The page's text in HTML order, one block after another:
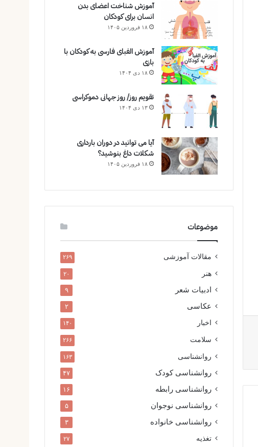
آموزش شناخت اعضای بدن
انسان برای کودکان
۱۸ فروردین ۱۴۰۵
آموزش الفبای فارسی به کودکان با
بازی
۱۸ دی ۱۴۰۴
تقویم روز/ روز جهانی دموکراسی
۱۳ دی ۱۴۰۴
آیا می توانید در دوران بارداری
شکلات داغ بنوشید؟
۱۸ فروردین ۱۴۰۵
موضوعات
مقالات آموزشی ۲۶۹
هنر ۲۰
ادبیات شعر ۹
عکاسی ۲
اخبار ۱۴۰
سلامت ۲۶۶
روانشناسی ۱۶۳
روانشناسی کودک ۴۷
روانشناسی رابطه ۱۶
روانشناسی نوجوان ۵
روانشناسی خانواده ۳
تغذیه ۲۷